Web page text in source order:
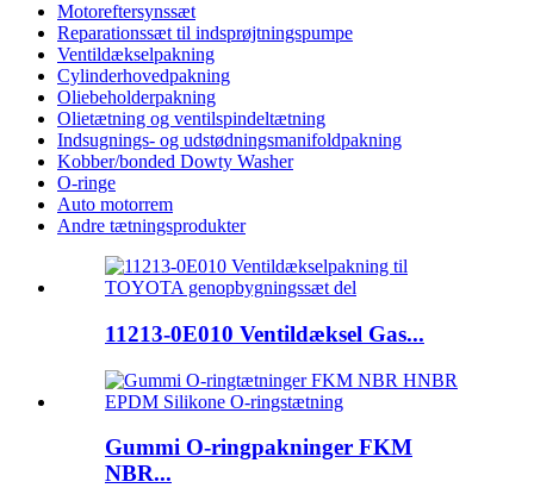
Motoreftersynssæt
Reparationssæt til indsprøjtningspumpe
Ventildækselpakning
Cylinderhovedpakning
Oliebeholderpakning
Olietætning og ventilspindeltætning
Indsugnings- og udstødningsmanifoldpakning
Kobber/bonded Dowty Washer
O-ringe
Auto motorrem
Andre tætningsprodukter
11213-0E010 Ventildæksel Gas...
Gummi O-ringpakninger FKM
NBR...